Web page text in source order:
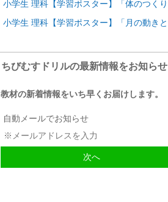
小学生 理科【学習ポスター】「体のつく
小学生 理科【学習ポスター】「月の動き
ちびむすドリルの最新情報をお知らせ
教材の新着情報をいち早くお届けします。
自動メールでお知らせ